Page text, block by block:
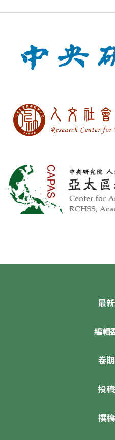
最
編輯
卷
投
撰